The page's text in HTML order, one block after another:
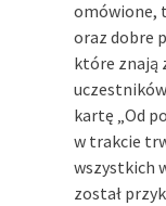
omówione,
oraz dobre
które znają
kartę „Od
w trakcie
wszystkich
został